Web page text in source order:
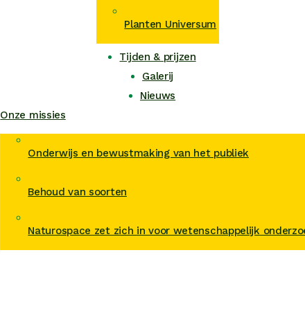
Planten Universum
Tijden & prijzen
Galerij
Nieuws
Onze missies
Onderwijs en bewustmaking van het publiek
Behoud van soorten
Naturospace zet zich in voor wetenschappelijk